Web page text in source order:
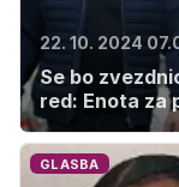
22. 10. 2024
Se bo
red: Enota za
GLASBA